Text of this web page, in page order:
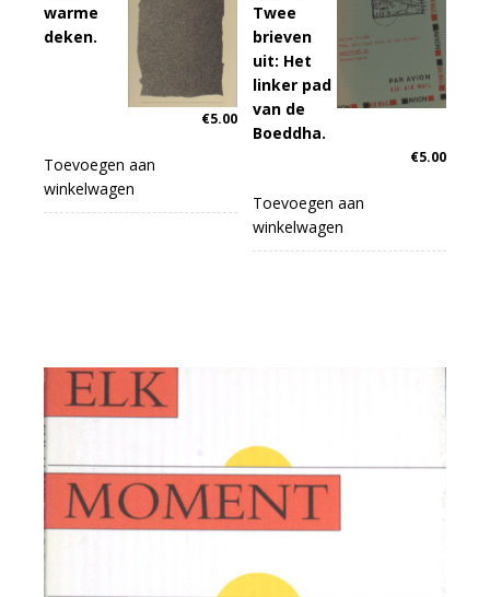
warme
deken.
€5.00
Toevoegen aan
winkelwagen
Twee
brieven
uit: Het
linker pad
van de
Boeddha.
€5.00
Toevoegen aan
winkelwagen